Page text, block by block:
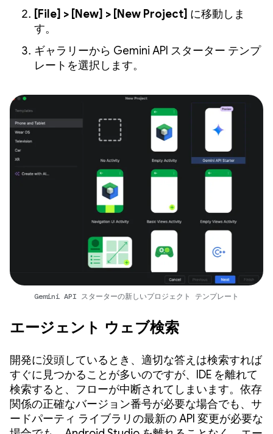
[File] > [New] > [New Project] に移動しま
す。
ギャラリーから Gemini API スターター テンプ
レートを選択します。
Gemini API スターターの新しいプロジェクト テンプレート
エージェント ウェブ検索
開発に没頭しているとき、適切な答えは検索すれば
すぐに見つかることが多いのですが、IDE を離れて
検索すると、フローが中断されてしまいます。依存
関係の正確なバージョン番号が必要な場合でも、サ
ードパーティ ライブラリの最新の API 変更が必要な